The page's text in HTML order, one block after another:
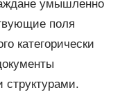
умышленно
поля
категорически
структурами.